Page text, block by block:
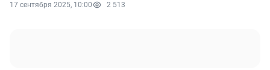
17 сентября 2025, 10:00 2 513